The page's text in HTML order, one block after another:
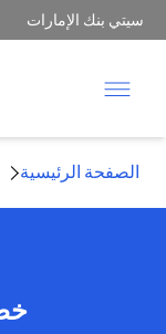
سيتي بنك الإمارات
الصفحة الرئيسية